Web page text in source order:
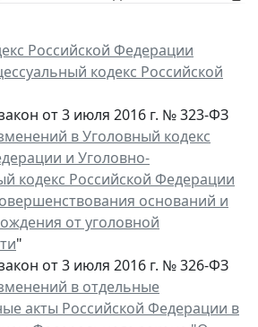
Российской Федерации
кодекс Российской
от 3 июля 2016 г. № 323-ФЗ
в Уголовный кодекс
и Уголовно-
кодекс Российской Федерации
оснований и
от уголовной
"
от 3 июля 2016 г. № 326-ФЗ
в отдельные
акты Российской Федерации в